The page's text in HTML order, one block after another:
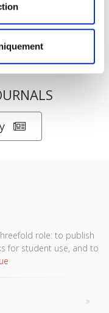
threefold role: to publish
for student use, and to